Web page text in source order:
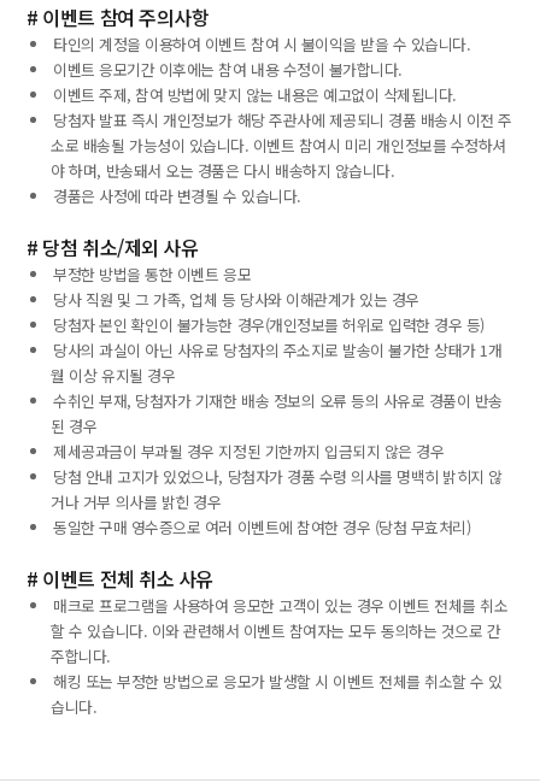
# 이벤트 참여 주의사항
타인의 계정을 이용하여 이벤트 참여 시 불이익을 받을 수 있습니다.
이벤트 응모기간 이후에는 참여 내용 수정이 불가합니다.
이벤트 주제, 참여 방법에 맞지 않는 내용은 예고없이 삭제됩니다.
당첨자 발표 즉시 개인정보가 해당 주관사에 제공되니 경품 배송시 이전 주
소로 배송될 가능성이 있습니다. 이벤트 참여시 미리 개인정보를 수정하셔
야 하며, 반송돼서 오는 경품은 다시 배송하지 않습니다.
경품은 사정에 따라 변경될 수 있습니다.
# 당첨 취소/제외 사유
부정한 방법을 통한 이벤트 응모
당사 직원 및 그 가족, 업체 등 당사와 이해관계가 있는 경우
당첨자 본인 확인이 불가능한 경우(개인정보를 허위로 입력한 경우 등)
당사의 과실이 아닌 사유로 당첨자의 주소지로 발송이 불가한 상태가 1개
월 이상 유지될 경우
수취인 부재, 당첨자가 기재한 배송 정보의 오류 등의 사유로 경품이 반송
된 경우
제세공과금이 부과될 경우 지정된 기한까지 입금되지 않은 경우
당첨 안내 고지가 있었으나, 당첨자가 경품 수령 의사를 명백히 밝히지 않
거나 거부 의사를 밝힌 경우
동일한 구매 영수증으로 여러 이벤트에 참여한 경우 (당첨 무효처리)
# 이벤트 전체 취소 사유
매크로 프로그램을 사용하여 응모한 고객이 있는 경우 이벤트 전체를 취소
할 수 있습니다. 이와 관련해서 이벤트 참여자는 모두 동의하는 것으로 간
주합니다.
해킹 또는 부정한 방법으로 응모가 발생할 시 이벤트 전체를 취소할 수 있
습니다.